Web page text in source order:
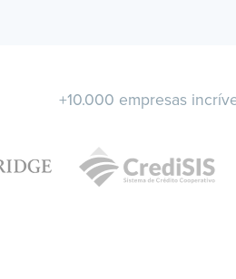
+10.000 empresas